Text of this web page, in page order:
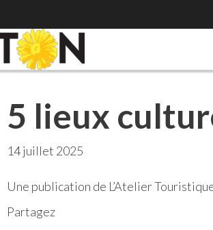
5 lieux
14 juillet 2025
Une publication de L’Atelier
Partagez